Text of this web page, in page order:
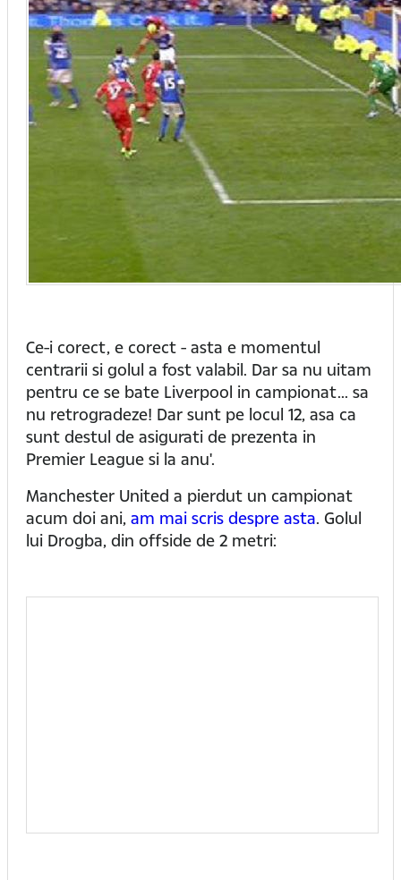
Ce-i corect, e corect - asta e momentul
centrarii si golul a fost valabil. Dar sa nu uitam
pentru ce se bate Liverpool in campionat... sa
nu retrogradeze! Dar sunt pe locul 12, asa ca
sunt destul de asigurati de prezenta in
Premier League si la anu'.
Manchester United a pierdut un campionat
acum doi ani, am mai scris despre asta. Golul
lui Drogba, din offside de 2 metri: